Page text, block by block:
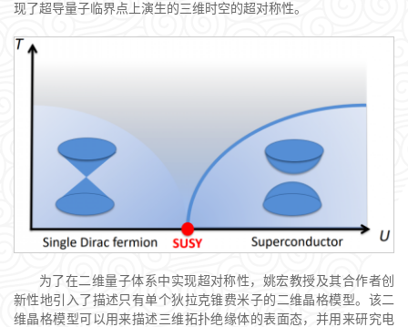
现了超导量子临界点上演生的三维时空的超对称性。
为了在二维量子体系中实现超对称性，姚宏教授及其合作者创
新性地引入了描述只有单个狄拉克锥费米子的二维晶格模型。该二
维晶格模型可以用来描述三维拓扑绝缘体的表面态，并用来研究电